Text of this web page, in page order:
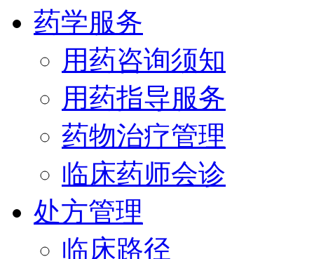
药学服务
用药咨询须知
用药指导服务
药物治疗管理
临床药师会诊
处方管理
临床路径